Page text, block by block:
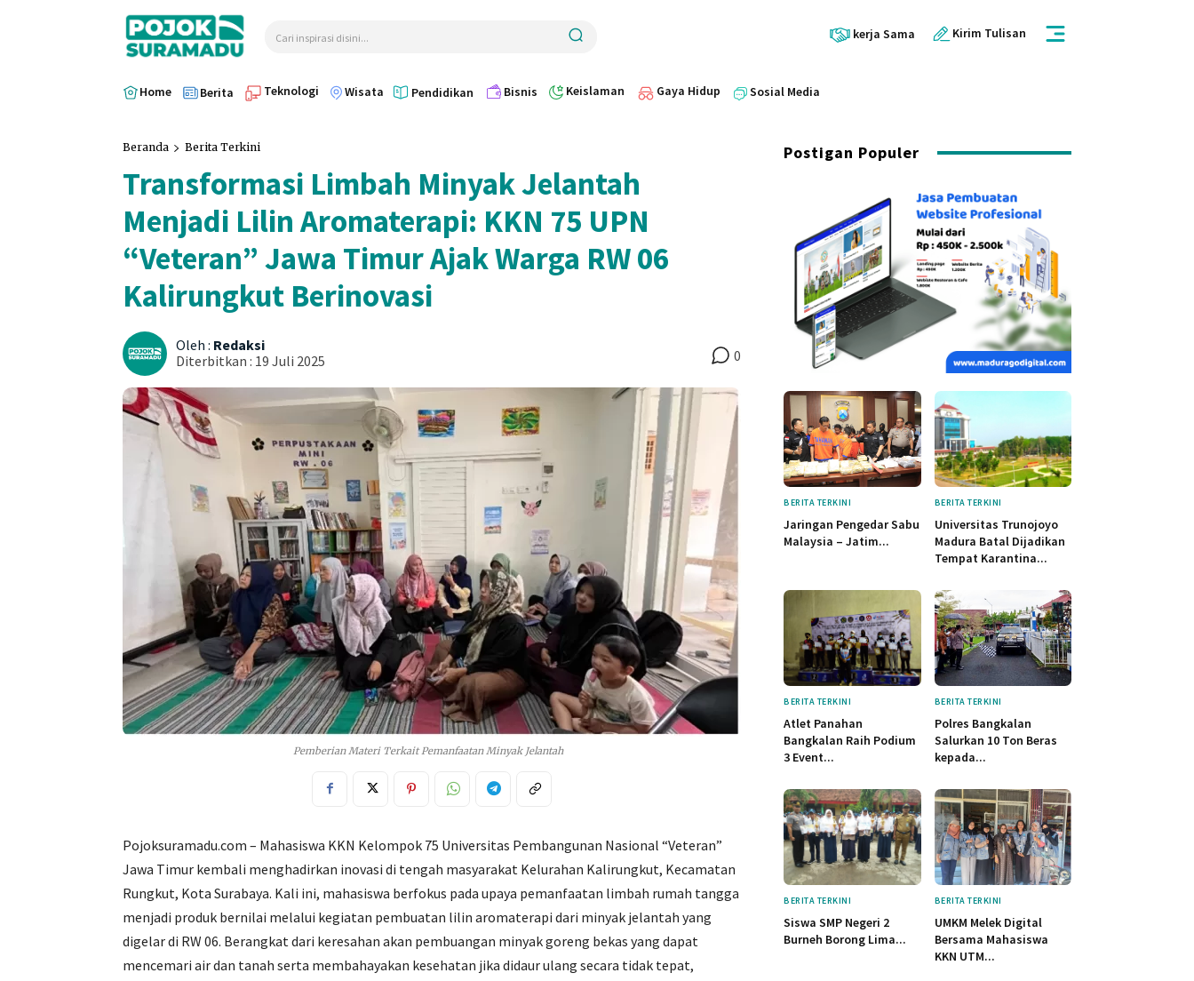
Cari inspirasi disini... kerja Sama Kirim Tulisan
Home Berita Teknologi Wisata Pendidikan Bisnis Keislaman Gaya Hidup Sosial Media
Beranda Berita Terkini
Transformasi Limbah Minyak Jelantah
Menjadi Lilin Aromaterapi: KKN 75 UPN
“Veteran” Jawa Timur Ajak Warga RW 06
Kalirungkut Berinovasi
Oleh : Redaksi
Diterbitkan : 19 Juli 2025 0
Pemberian Materi Terkait Pemanfaatan Minyak Jelantah
Pojoksuramadu.com – Mahasiswa KKN Kelompok 75 Universitas Pembangunan Nasional “Veteran”
Jawa Timur kembali menghadirkan inovasi di tengah masyarakat Kelurahan Kalirungkut, Kecamatan
Rungkut, Kota Surabaya. Kali ini, mahasiswa berfokus pada upaya pemanfaatan limbah rumah tangga
menjadi produk bernilai melalui kegiatan pembuatan lilin aromaterapi dari minyak jelantah yang
digelar di RW 06. Berangkat dari keresahan akan pembuangan minyak goreng bekas yang dapat
mencemari air dan tanah serta membahayakan kesehatan jika didaur ulang secara tidak tepat,
Postigan Populer
BERITA TERKINI
Jaringan Pengedar Sabu
Malaysia – Jatim...
BERITA TERKINI
Universitas Trunojoyo
Madura Batal Dijadikan
Tempat Karantina...
BERITA TERKINI
Atlet Panahan
Bangkalan Raih Podium
3 Event...
BERITA TERKINI
Polres Bangkalan
Salurkan 10 Ton Beras
kepada...
BERITA TERKINI
Siswa SMP Negeri 2
Burneh Borong Lima...
BERITA TERKINI
UMKM Melek Digital
Bersama Mahasiswa
KKN UTM...